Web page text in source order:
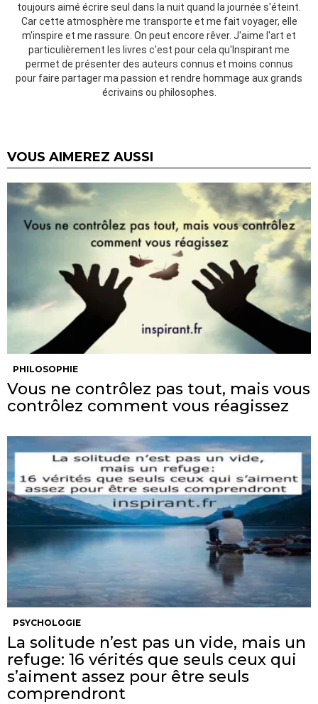
toujours aimé écrire seul dans la nuit quand la journée s'éteint.
Car cette atmosphère me transporte et me fait voyager, elle
m'inspire et me rassure. On peut encore rêver. J'aime l'art et
particulièrement les livres c'est pour cela qu'Inspirant me
permet de présenter des auteurs connus et moins connus
pour faire partager ma passion et rendre hommage aux grands
écrivains ou philosophes.
VOUS AIMEREZ AUSSI
PHILOSOPHIE
Vous ne contrôlez pas tout, mais vous
contrôlez comment vous réagissez
PSYCHOLOGIE
La solitude n’est pas un vide, mais un
refuge: 16 vérités que seuls ceux qui
s’aiment assez pour être seuls
comprendront